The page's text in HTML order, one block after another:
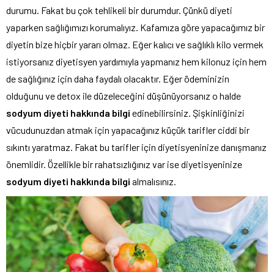
durumu. Fakat bu çok tehlikeli bir durumdur. Çünkü diyeti
yaparken sağlığımızı korumalıyız. Kafamıza göre yapacağımız bir
diyetin bize hiçbir yararı olmaz. Eğer kalıcı ve sağlıklı kilo vermek
istiyorsanız diyetisyen yardımıyla yapmanız hem kilonuz için hem
de sağlığınız için daha faydalı olacaktır. Eğer ödeminizin
olduğunu ve detox ile düzeleceğini düşünüyorsanız o halde
sodyum diyeti hakkında bilgi edinebilirsiniz. Şişkinliğinizi
vücudunuzdan atmak için yapacağınız küçük tarifler ciddi bir
sıkıntı yaratmaz. Fakat bu tarifler için diyetisyeninize danışmanız
önemlidir. Özellikle bir rahatsızlığınız var ise diyetisyeninize
sodyum diyeti hakkında bilgi almalısınız.